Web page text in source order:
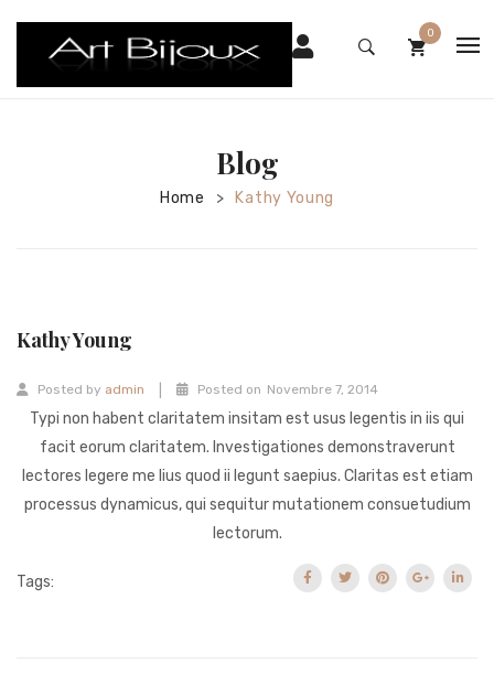
0
CHI SIAMO
Blog
Home > Kathy Young
Kathy Young
Posted by admin Posted on Novembre 7, 2014
Typi non habent claritatem insitam est usus legentis in iis qui
facit eorum claritatem. Investigationes demonstraverunt
lectores legere me lius quod ii legunt saepius. Claritas est etiam
processus dynamicus, qui sequitur mutationem consuetudium
lectorum.
Tags: